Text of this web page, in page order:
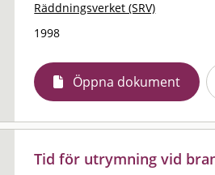
Räddningsverket (SRV)
1998
Öppna dokument
Tid för utrymning vid